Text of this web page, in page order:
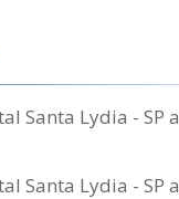
Santa Lydia - SP
Santa Lydia - SP